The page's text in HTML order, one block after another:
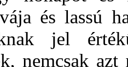
és lassú
jel
nemcsak